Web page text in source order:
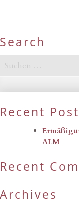
Search
Suchen
nach:
Recent
ALM
Recent
Archives